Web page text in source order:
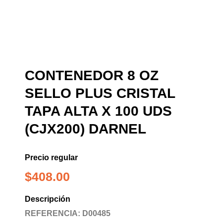
CONTENEDOR 8 OZ
SELLO PLUS CRISTAL
TAPA ALTA X 100 UDS
(CJX200) DARNEL
Precio regular
$408.00
Descripción
REFERENCIA: D00485